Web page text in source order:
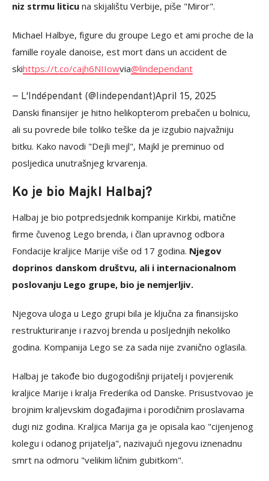
niz strmu liticu na skijalištu Verbije, piše "Miror".
Michael Halbye, figure du groupe Lego et ami proche de la
famille royale danoise, est mort dans un accident de
skihttps://t.co/cajh6NIIowvia@lindependant
— L'Indépendant (@lindependant)April 15, 2025
Danski finansijer je hitno helikopterom prebačen u bolnicu,
ali su povrede bile toliko teške da je izgubio najvažniju
bitku. Kako navodi "Dejli mejl", Majkl je preminuo od
posljedica unutrašnjeg krvarenja.
Ko je bio Majkl Halbaj?
Halbaj je bio potpredsjednik kompanije Kirkbi, matične
firme čuvenog Lego brenda, i član upravnog odbora
Fondacije kraljice Marije više od 17 godina. Njegov
doprinos danskom društvu, ali i internacionalnom
poslovanju Lego grupe, bio je nemjerljiv.
Njegova uloga u Lego grupi bila je ključna za finansijsko
restrukturiranje i razvoj brenda u posljednjih nekoliko
godina. Kompanija Lego se za sada nije zvanično oglasila.
Halbaj je takođe bio dugogodišnji prijatelj i povjerenik
kraljice Marije i kralja Frederika od Danske. Prisustvovao je
brojnim kraljevskim događajima i porodičnim proslavama
dugi niz godina. Kraljica Marija ga je opisala kao "cijenjenog
kolegu i odanog prijatelja", nazivajući njegovu iznenadnu
smrt na odmoru "velikim ličnim gubitkom".